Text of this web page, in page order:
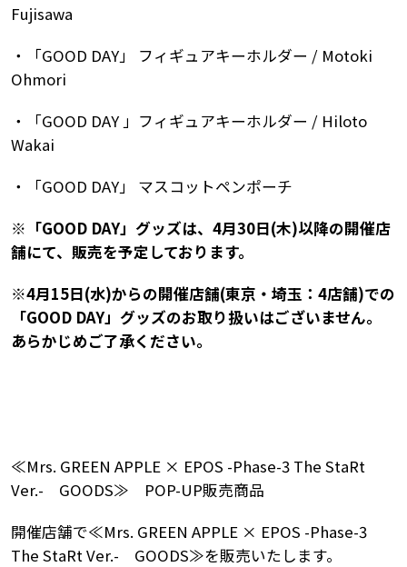
Fujisawa
・「GOOD DAY」 フィギュアキーホルダー / Motoki
Ohmori
・「GOOD DAY 」フィギュアキーホルダー / Hiloto
Wakai
・「GOOD DAY」 マスコットペンポーチ
※「GOOD DAY」グッズは、4月30日(木)以降の開催店
舗にて、販売を予定しております。
※4月15日(水)からの開催店舗(東京・埼玉：4店舗)での
「GOOD DAY」グッズのお取り扱いはございません。
あらかじめご了承ください。
≪Mrs. GREEN APPLE × EPOS -Phase-3 The StaRt
Ver.- GOODS≫ POP-UP販売商品
開催店舗で≪Mrs. GREEN APPLE × EPOS -Phase-3
The StaRt Ver.- GOODS≫を販売いたします。